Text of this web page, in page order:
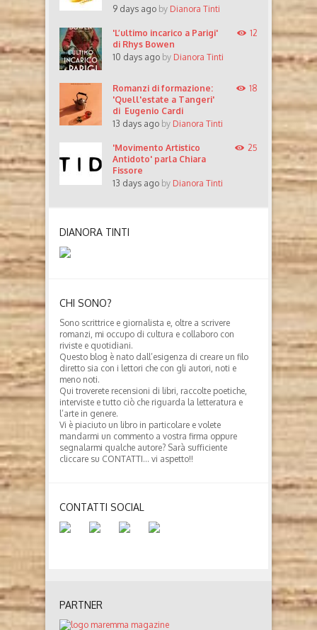
9 days ago by Dianora Tinti
'L’ultimo incarico a Parigi'
di Rhys Bowen
10 days ago by Dianora Tinti
12
Romanzi di formazione:
'Quell'estate a Tangeri'
di Eugenio Cardi
13 days ago by Dianora Tinti
18
'Movimento Artistico
Antidoto' parla Chiara
Fissore
13 days ago by Dianora Tinti
25
DIANORA TINTI
CHI SONO?
Sono scrittrice e giornalista e, oltre a scrivere
romanzi, mi occupo di cultura e collaboro con
riviste e quotidiani.
Questo blog è nato dall’esigenza di creare un filo
diretto sia con i lettori che con gli autori, noti e
meno noti.
Qui troverete recensioni di libri, raccolte poetiche,
interviste e tutto ciò che riguarda la letteratura e
l’arte in genere.
Vi è piaciuto un libro in particolare e volete
mandarmi un commento a vostra firma oppure
segnalarmi qualche autore? Sarà sufficiente
cliccare su CONTATTI… vi aspetto!!
CONTATTI SOCIAL
PARTNER